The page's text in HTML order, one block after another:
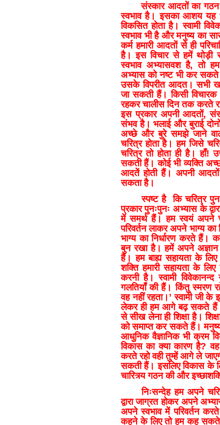
संस्कार आदतों का गठन
स्वभाव है। इसका आशय यह
विकसित होता है। स्वामी
स्वभाव भी है और मनुष्य का
कर्म हमारी आदतों से ही
है। इस विचार से हमें थोड़ी
स्वभाव अभ्यासवश है, तो
अभ्यास को नष्ट भी कर सकते
उसके विपरीत आदत। सभी
जा सकती हैं। किसी विचारक
रहकर चालीस दिन तक करते
इस प्रकार अपनी आदतों,
संभव है। भलाई और बुराई
अच्छे और बुरे समझे जाने
चरित्र होता है। हम जिसे
चरित्र तो होता ही है। हाँ!
सकती हैं। कोई भी व्यक्ति
आदतें होती हैं। अपनी
सकता है।
स्पष्ट है कि चरित्र
प्रकार पुनःपुनः अभ्यास के
में समर्थ हैं। हम स्वयं अपने
परिवर्तन लाकर अपने भाग्य
भाग्य का निर्धारण करते हैं।
बुन रखा है। हमें अपने अज्ञान
हैं। हम बाह्य सहायता के
शक्ति हमारी सहायता के
करनी है। स्वामी
गलतियाँ की हैं। किंतु स्मरण
वह नहीं रहता।’ स्वामी जी
लेकर ही हम आगे बढ़ सकते हैं।
से सीख लेना ही शिक्षा है।
को समाप्त कर सकते हैं।
आधुनिक वैज्ञानिक भी क्रम
विकास का क्या कारण है?
करते रहो वही तुम्हें आगे ले
सकती हैं। इसलिए विकास के
चारित्र्य गठन की और
निःसन्देह हम अपने
द्वारा जाग्रत होकर अपने
अपने स्वभाव में परिवर्तन
कहने के लिए तो हम कह सकते